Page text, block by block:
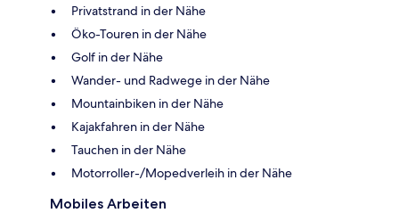
Privatstrand in der Nähe
Öko-Touren in der Nähe
Golf in der Nähe
Wander- und Radwege in der Nähe
Mountainbiken in der Nähe
Kajakfahren in der Nähe
Tauchen in der Nähe
Motorroller-/Mopedverleih in der Nähe
Mobiles Arbeiten